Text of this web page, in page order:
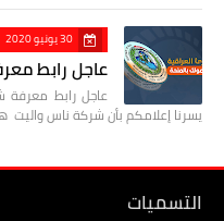
30 يونيو 2020
عاجل رابط
عاجل رابط معرفة
يسرنا إعلامكم بأن شركة ناس
التسميات